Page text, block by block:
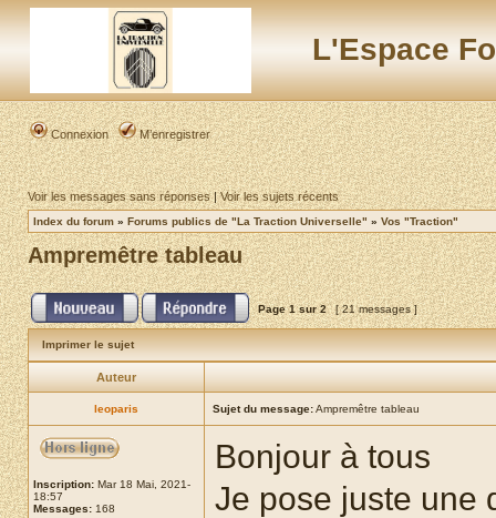
L'Espace
Connexion M’enregistrer
Voir les messages sans réponses|Voir les sujets récents
Index du forum » Forums publics de "La Traction Universelle" » Vos "Traction"
Ampremêtre tableau
Page1sur2 [ 21 messages ]
Imprimer le sujet
Auteur
leoparis Sujet du message:Ampremêtre tableau
Inscription: Mar 18 Mai, 2021-
18:57
Messages: 168
Bonjour à tous
Je pose juste une